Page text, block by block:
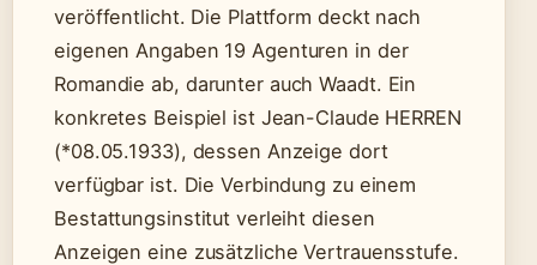
veröffentlicht. Die Plattform deckt nach
eigenen Angaben 19 Agenturen in der
Romandie ab, darunter auch Waadt. Ein
konkretes Beispiel ist Jean-Claude HERREN
(*08.05.1933), dessen Anzeige dort
verfügbar ist. Die Verbindung zu einem
Bestattungsinstitut verleiht diesen
Anzeigen eine zusätzliche Vertrauensstufe.